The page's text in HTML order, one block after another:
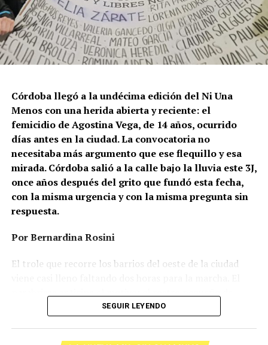
Gonzalo Giles, pensador y
Ganar la vida: La historia de (no)
Su hijo Ciro tenía 120 veces más agrotóxicos que lo
Córdoba llegó a la undécima edición del Ni Una
Menos con una herida abierta y reciente: el
femicidio de Agostina Vega, de 14 años, ocurrido
días antes en la ciudad. La convocatoria no
necesitaba más argumento que ese flequillo y esa
mirada. Córdoba salió a la calle bajo la lluvia este 3J,
once años después del grito que fundó esta fecha,
con la misma urgencia y con la misma pregunta sin
respuesta.
Por Bernardina Rosini
El trole que recorre los barrios del oeste de la ciudad
Agostina Vega, 14 años. Era fácil intuir que será una
SEGUIR LEYENDO